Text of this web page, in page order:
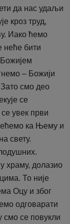
да нас удаљи
кроз труд,
Иако ћемо
неће бити
– Божији
смо део
се
увек први
ка Њему и
свету.
храму, долазио
То није
Оцу и због
одговарати
смо се повукли